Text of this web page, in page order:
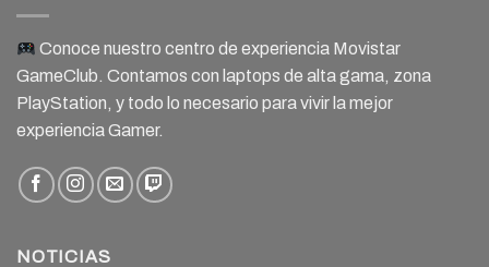
Conoce nuestro centro de experiencia Movistar
GameClub. Contamos con laptops de alta gama, zona
PlayStation, y todo lo necesario para vivir la mejor
experiencia Gamer.
NOTICIAS